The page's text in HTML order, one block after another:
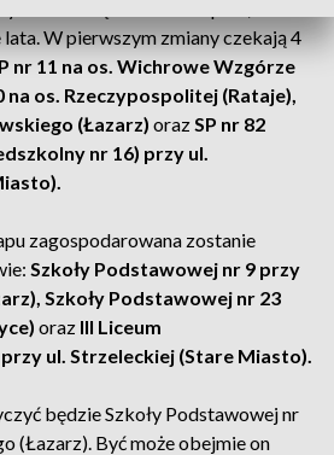
lata. W pierwszym zmiany czekają 4
nr 11 na os. Wichrowe Wzgórze
na os. Rzeczypospolitej (Rataje),
(Łazarz) orazSP nr 82
nr 16) przy ul.
zagospodarowana zostanie
Szkoły Podstawowej nr 9 przy
Szkoły Podstawowej nr 23
oraz III Liceum
ul. Strzeleckiej (Stare Miasto).
będzie Szkoły Podstawowej nr
(Łazarz). Być może obejmie on